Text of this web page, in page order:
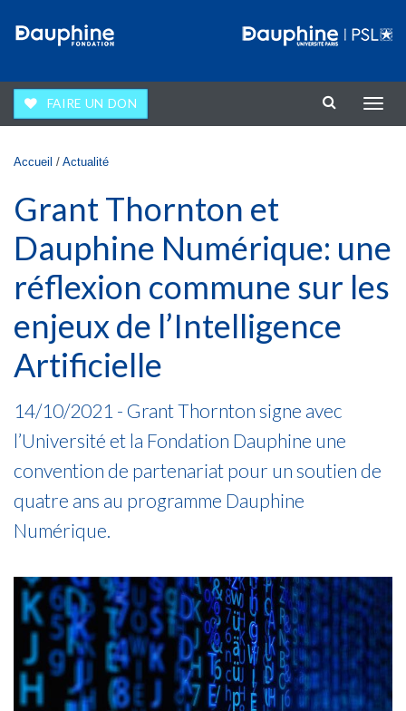
FAIRE UN DON
la
Vous êtes ici
Accueil / Actualité
Grant Thornton et
Dauphine Numérique: une
réflexion commune sur les
enjeux de l’Intelligence
Artificielle
14/10/2021 - Grant Thornton signe avec
l’Université et la Fondation Dauphine une
convention de partenariat pour un soutien de
quatre ans au programme Dauphine
Numérique.